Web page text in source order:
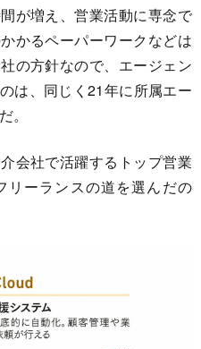
が増え、営業活動に専念で
かるペーパーワークなどは
の方針なので、エージェン
は、同じく21年に所属エー
。
会社で活躍するトップ営業
リーランスの道を選んだの